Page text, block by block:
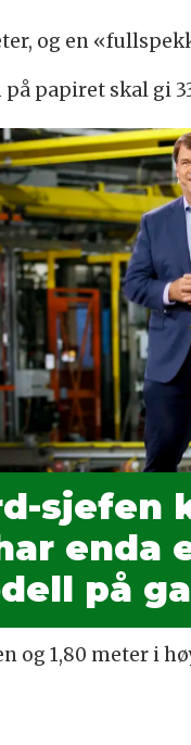
og en
papiret skal gi
sjefen
enda
på
og 1,80 meter i